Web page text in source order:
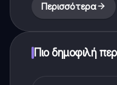
Περισσότερα
Πιο δημοφιλή